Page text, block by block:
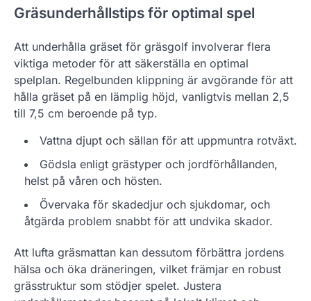
Gräsunderhållstips för optimal spel
Att underhålla gräset för gräsgolf involverar flera
viktiga metoder för att säkerställa en optimal
spelplan. Regelbunden klippning är avgörande för att
hålla gräset på en lämplig höjd, vanligtvis mellan 2,5
till 7,5 cm beroende på typ.
Vattna djupt och sällan för att uppmuntra rotväxt.
Gödsla enligt grästyper och jordförhållanden,
helst på våren och hösten.
Övervaka för skadedjur och sjukdomar, och
åtgärda problem snabbt för att undvika skador.
Att lufta gräsmattan kan dessutom förbättra jordens
hälsa och öka dräneringen, vilket främjar en robust
grässtruktur som stödjer spelet. Justera